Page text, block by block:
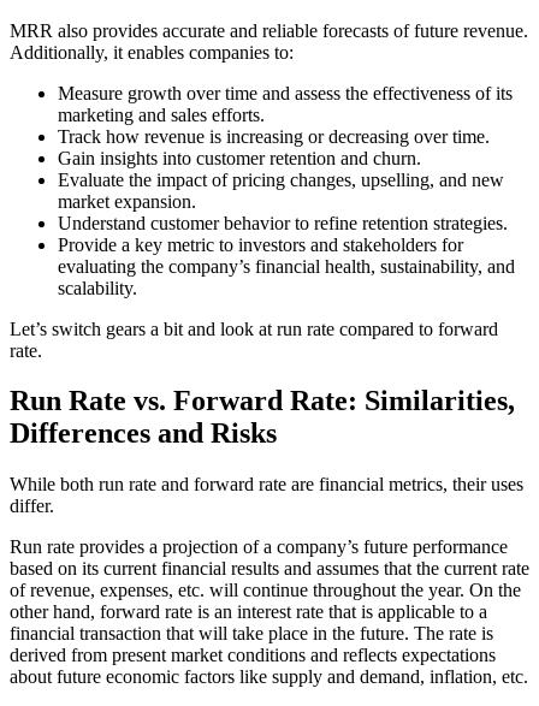
MRR also provides accurate and reliable forecasts of future revenue.
Additionally, it enables companies to:
Measure growth over time and assess the effectiveness of its
marketing and sales efforts.
Track how revenue is increasing or decreasing over time.
Gain insights into customer retention and churn.
Evaluate the impact of pricing changes, upselling, and new
market expansion.
Understand customer behavior to refine retention strategies.
Provide a key metric to investors and stakeholders for
evaluating the company’s financial health, sustainability, and
scalability.
Let’s switch gears a bit and look at run rate compared to forward
rate.
Run Rate vs. Forward Rate: Similarities,
Differences and Risks
While both run rate and forward rate are financial metrics, their uses
differ.
Run rate provides a projection of a company’s future performance
based on its current financial results and assumes that the current rate
of revenue, expenses, etc. will continue throughout the year. On the
other hand, forward rate is an interest rate that is applicable to a
financial transaction that will take place in the future. The rate is
derived from present market conditions and reflects expectations
about future economic factors like supply and demand, inflation, etc.